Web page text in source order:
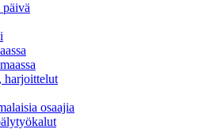
harjoittelut
osaajia